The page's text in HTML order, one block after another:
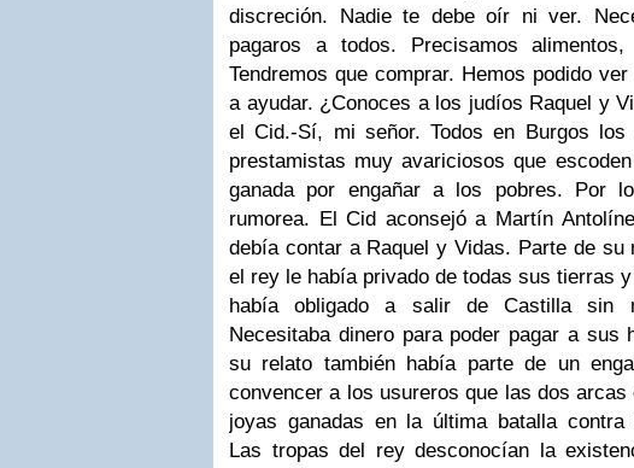
discreción. Nadie te debe oír ni ver.
pagaros a todos. Precisamos
Tendremos que comprar. Hemos podido
a ayudar. ¿Conoces a los judíos Raquel y
el Cid.-Sí, mi señor. Todos en Burgos los
prestamistas muy avariciosos que
ganada por engañar a los pobres. Por
rumorea. El Cid aconsejó a Martín
debía contar a Raquel y Vidas. Parte de su
el rey le había privado de todas sus tierras
había obligado a salir de Castilla sin
Necesitaba dinero para poder pagar a sus
su relato también había parte de un
convencer a los usureros que las dos arcas
joyas ganadas en la última batalla contra
Las tropas del rey desconocían la